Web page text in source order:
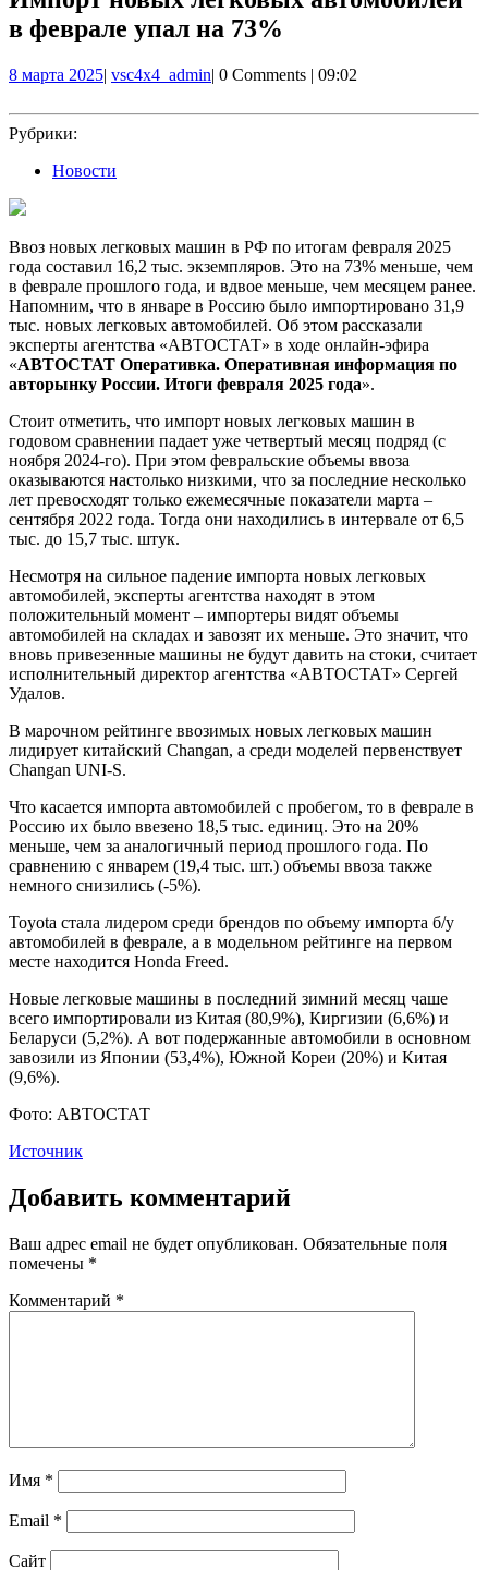
в феврале упал на 73%
8 марта 20258
2025
| vsc4x4_adminvsc4x4_admin
| 0 Comments | 09:02
Рубрики:
Новости
Ввоз новых легковых машин в РФ по итогам февраля 2025
года составил 16,2 тыс. экземпляров. Это на 73% меньше, чем
в феврале прошлого года, и вдвое меньше, чем месяцем ранее.
Напомним, что в январе в Россию было импортировано 31,9
тыс. новых легковых автомобилей. Об этом рассказали
эксперты агентства «АВТОСТАТ» в ходе онлайн-эфира
«АВТОСТАТ Оперативка. Оперативная информация по
авторынку России. Итоги февраля 2025 года».
Стоит отметить, что импорт новых легковых машин в
годовом сравнении падает уже четвертый месяц подряд (с
ноября 2024-го). При этом февральские объемы ввоза
оказываются настолько низкими, что за последние несколько
лет превосходят только ежемесячные показатели марта –
сентября 2022 года. Тогда они находились в интервале от 6,5
тыс. до 15,7 тыс. штук.
Несмотря на сильное падение импорта новых легковых
автомобилей, эксперты агентства находят в этом
положительный момент – импортеры видят объемы
автомобилей на складах и завозят их меньше. Это значит, что
вновь привезенные машины не будут давить на стоки, считает
исполнительный директор агентства «АВТОСТАТ» Сергей
Удалов.
В марочном рейтинге ввозимых новых легковых машин
лидирует китайский Changan, а среди моделей первенствует
Changan UNI-S.
Что касается импорта автомобилей с пробегом, то в феврале в
Россию их было ввезено 18,5 тыс. единиц. Это на 20%
меньше, чем за аналогичный период прошлого года. По
сравнению с январем (19,4 тыс. шт.) объемы ввоза также
немного снизились (-5%).
Toyota стала лидером среди брендов по объему импорта б/у
автомобилей в феврале, а в модельном рейтинге на первом
месте находится Honda Freed.
Новые легковые машины в последний зимний месяц чаше
всего импортировали из Китая (80,9%), Киргизии (6,6%) и
Беларуси (5,2%). А вот подержанные автомобили в основном
завозили из Японии (53,4%), Южной Кореи (20%) и Китая
(9,6%).
Фото: АВТОСТАТ
Источник
Добавить комментарий
Ваш адрес email не будет опубликован. Обязательные поля
помечены *
Комментарий *
Имя *
Email *
Сайт